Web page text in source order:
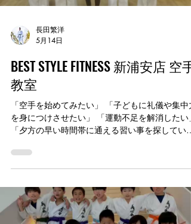
長田繁洋
5月14日
BEST STYLE FITNESS 新浦安店 空手
教室
「空手を始めてみたい」 「子どもに礼儀や集中力
を身につけさせたい」 「運動不足を解消したい」
「夕方の早い時間帯に通える習い事を探してい
通じて、 ・礼儀、あいさつ ・集中力 ・体幹、バ
ンス能力 ・挑戦する心 を育てます。 4歳から大
です。 16時30分から始まるクラスもあり、 幼稚
園・保育園・学校帰りに通いやすい時間帯です。
【入門クラス】 水曜日 16:30〜17:30 金曜日